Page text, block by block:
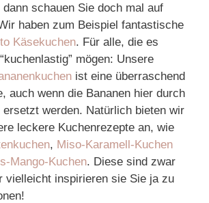
schauen Sie doch mal auf
haben zum Beispiel fantastische
Käsekuchen. Für alle, die es
mögen: Unsere
ist eine überraschend
auch wenn die Bananen hier durch
ersetzt werden. Natürlich bieten wir
leckere Kuchenrezepte an, wie
, Miso-Karamell-Kuchen
Mango-Kuchen. Diese sind zwar
vielleicht inspirieren sie Sie ja zu